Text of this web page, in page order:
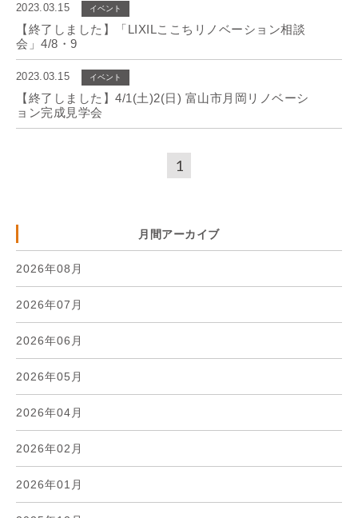
2023.03.15 イベント
【終了しました】「LIXILここちリノベーション相談
会」4/8・9
2023.03.15 イベント
【終了しました】4/1(土)2(日) 富山市月岡リノベーシ
ョン完成見学会
1
月間アーカイブ
2026年08月
2026年07月
2026年06月
2026年05月
2026年04月
2026年02月
2026年01月